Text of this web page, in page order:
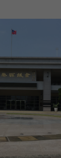
本文試圖整
並結合作者
於議員質詢
主要集中
），這
類研究試圖
探討哪些因
出更多的質
議員傾向於